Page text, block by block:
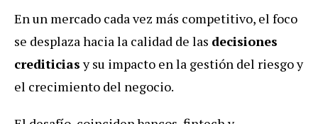
En un mercado cada vez más competitivo, el foco
se desplaza hacia la calidad de las decisiones
crediticiasy su impacto en la gestión del riesgo y
el crecimiento del negocio.